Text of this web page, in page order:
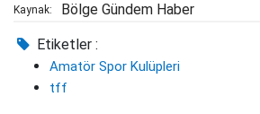
Kaynak: Bölge Gündem Haber
Etiketler :
Amatör Spor Kulüpleri
tff